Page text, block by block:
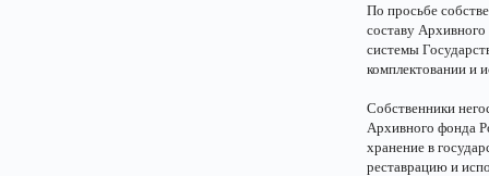
По просьбе
составу
системы
комплектовании и
Собственники
Архивного фонда
хранение в
реставрацию и